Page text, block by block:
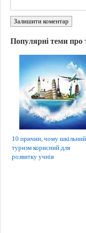
Залишити коментар
Популярні теми про
10 причин, чому шкільний
туризм корисний для
розвитку учнів